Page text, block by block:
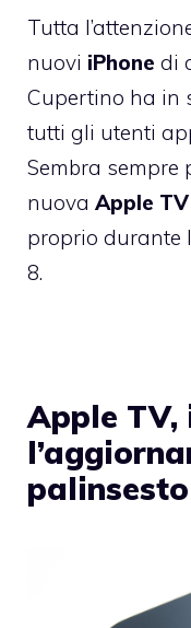
Tutta
nuovi iPhone di
Cupertino ha in
tutti gli utenti
Sembra sempre
nuova Apple TV
proprio durante
8.
Apple
palinsesto